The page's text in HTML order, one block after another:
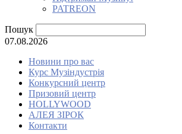
PATREON
Пошук
07.08.2026
Новини про вас
Курс Музіндустрія
Конкурсний центр
Призовий центр
HOLLYWOOD
АЛЕЯ ЗІРОК
Контакти